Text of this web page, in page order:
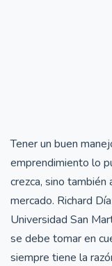
Tener un buen
emprendimiento lo
crezca, sino también
mercado. Richard
Universidad San
se debe tomar en
siempre tiene la